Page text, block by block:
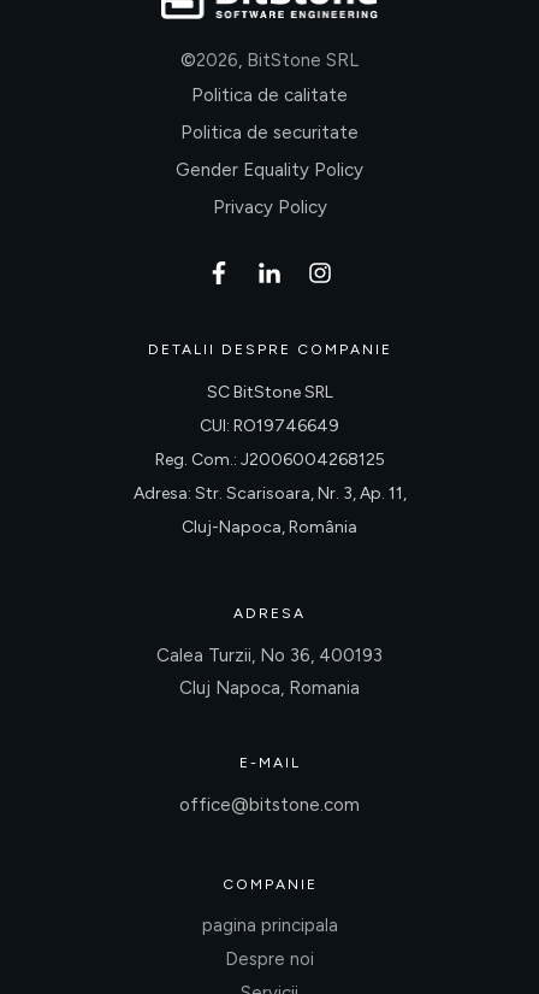
©2026, BitStone SRL
Politica de calitate
Politica de securitate
Gender Equality Policy
Privacy Policy
DETALII DESPRE COMPANIE
SC BitStone SRL
CUI: RO19746649
Reg. Com.: J2006004268125
Adresa: Str. Scarisoara, Nr. 3, Ap. 11,
Cluj-Napoca, România
ADRESA
Calea Turzii, No 36, 400193
Cluj Napoca, Romania
E-MAIL
office@bitstone.com
COMPANIE
pagina principala
Despre noi